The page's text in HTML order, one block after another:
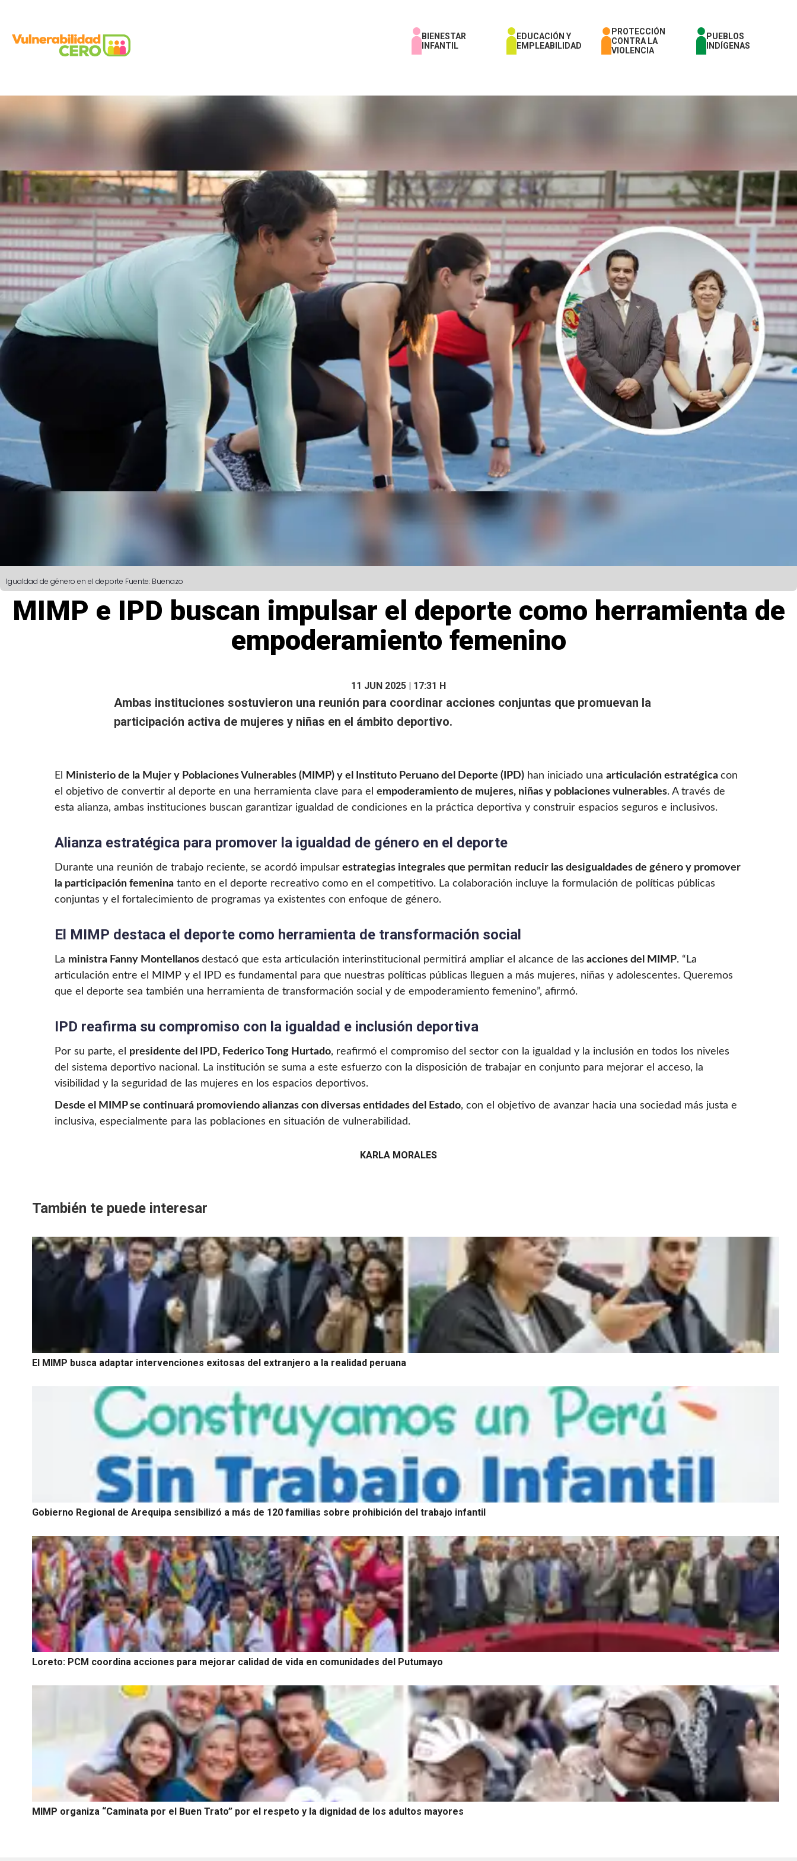
BIENESTAR
INFANTIL
EDUCACIÓN Y
EMPLEABILIDAD
PROTECCIÓN
CONTRA LA
VIOLENCIA
PUEBLOS
INDÍGENAS
Igualdad de género en el deporte Fuente: Buenazo
MIMP e IPD buscan impulsar el deporte como herramienta de
empoderamiento femenino
11 JUN 2025 | 17:31 H
Ambas instituciones sostuvieron una reunión para coordinar acciones conjuntas que promuevan la
participación activa de mujeres y niñas en el ámbito deportivo.
El Ministerio de la Mujer y Poblaciones Vulnerables (MIMP) y el Instituto Peruano del Deporte (IPD) han iniciado una articulación estratégica con
el objetivo de convertir al deporte en una herramienta clave para el empoderamiento de mujeres, niñas y poblaciones vulnerables. A través de
esta alianza, ambas instituciones buscan garantizar igualdad de condiciones en la práctica deportiva y construir espacios seguros e inclusivos.
Alianza estratégica para promover la igualdad de género en el deporte
Durante una reunión de trabajo reciente, se acordó impulsar estrategias integrales que permitan reducir las desigualdades de género y promover
la participación femenina tanto en el deporte recreativo como en el competitivo. La colaboración incluye la formulación de políticas públicas
conjuntas y el fortalecimiento de programas ya existentes con enfoque de género.
El MIMP destaca el deporte como herramienta de transformación social
La ministra Fanny Montellanos destacó que esta articulación interinstitucional permitirá ampliar el alcance de las acciones del MIMP. “La
articulación entre el MIMP y el IPD es fundamental para que nuestras políticas públicas lleguen a más mujeres, niñas y adolescentes. Queremos
que el deporte sea también una herramienta de transformación social y de empoderamiento femenino”, afirmó.
IPD reafirma su compromiso con la igualdad e inclusión deportiva
Por su parte, el presidente del IPD, Federico Tong Hurtado, reafirmó el compromiso del sector con la igualdad y la inclusión en todos los niveles
del sistema deportivo nacional. La institución se suma a este esfuerzo con la disposición de trabajar en conjunto para mejorar el acceso, la
visibilidad y la seguridad de las mujeres en los espacios deportivos.
Desde el MIMP se continuará promoviendo alianzas con diversas entidades del Estado, con el objetivo de avanzar hacia una sociedad más justa e
inclusiva, especialmente para las poblaciones en situación de vulnerabilidad.
KARLA MORALES
También te puede interesar
El MIMP busca adaptar intervenciones exitosas del extranjero a la realidad peruana
Gobierno Regional de Arequipa sensibilizó a más de 120 familias sobre prohibición del trabajo infantil
Loreto: PCM coordina acciones para mejorar calidad de vida en comunidades del Putumayo
MIMP organiza “Caminata por el Buen Trato” por el respeto y la dignidad de los adultos mayores